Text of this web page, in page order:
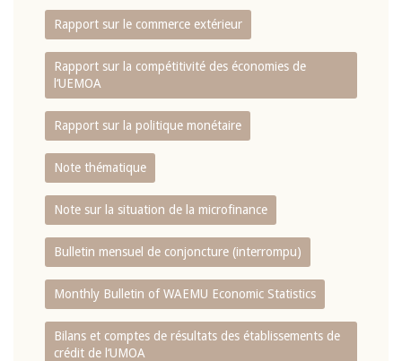
Rapport sur le commerce extérieur
Rapport sur la compétitivité des économies de
l‘UEMOA
Rapport sur la politique monétaire
Note thématique
Note sur la situation de la microfinance
Bulletin mensuel de conjoncture (interrompu)
Monthly Bulletin of WAEMU Economic Statistics
Bilans et comptes de résultats des établissements de
crédit de l‘UMOA